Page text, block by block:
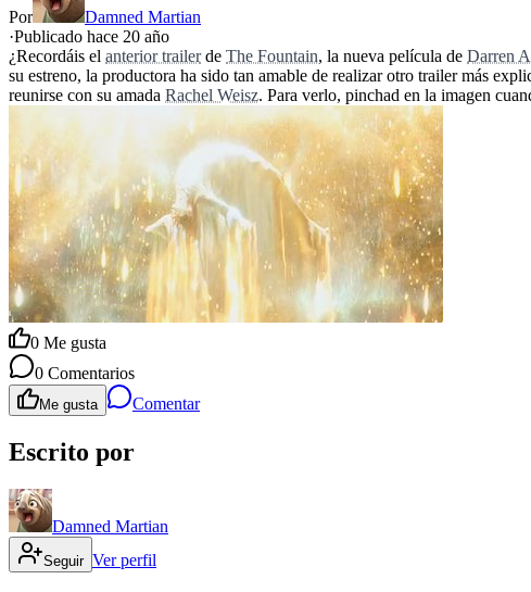
Por
Damned Martian
·Publicado hace 20 año
¿Recordáis el anterior trailerde The Fountain, la nueva película de Darren
su estreno, la productora ha sido tan amable de realizar otro trailer más
reunirse con su amada Rachel Weisz. Para verlo, pinchad en la imagen
0 Me gusta
0 Comentarios
Me gusta Comentar
Escrito por
Damned Martian
Seguir Ver perfil